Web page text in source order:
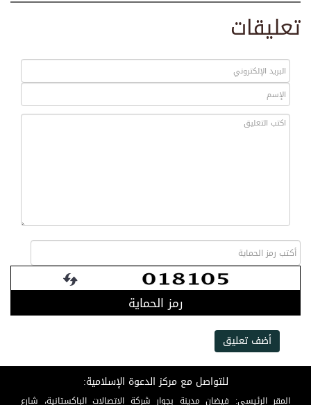
تعليقات
رمز الحماية
أضف تعليق
للتواصل مع مركز الدعوة الإسلامية:
المقر الرئيسي: فيضان مدينة بجوار شركة الاتصالات الباكستانية، شارع